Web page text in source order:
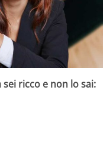
ricco e non lo sai: